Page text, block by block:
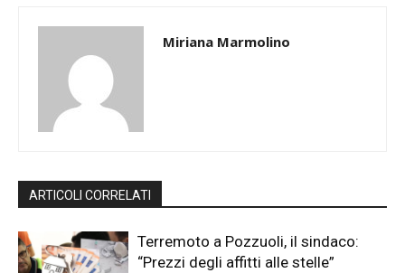
Miriana Marmolino
ARTICOLI CORRELATI
Terremoto a Pozzuoli, il sindaco:
“Prezzi degli affitti alle stelle”